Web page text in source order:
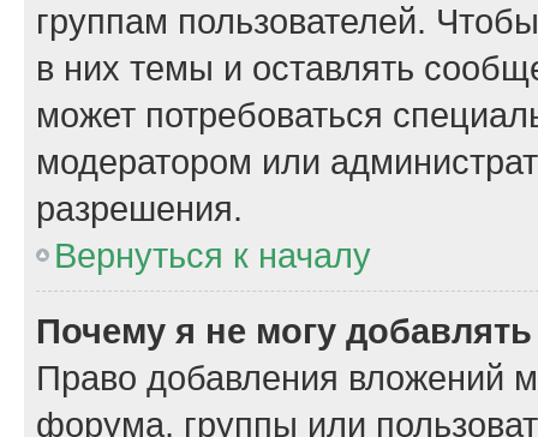
группам пользователей.
в них темы и оставлять
может потребоваться
модератором или
разрешения.
Вернуться к началу
Почему я не могу
Право добавления вложений
форума, группы или